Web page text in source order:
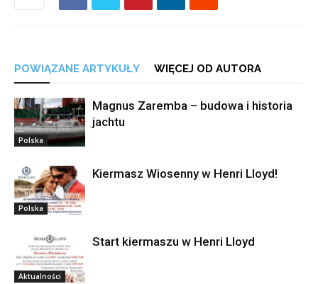
POWIĄZANE ARTYKUŁY WIĘCEJ OD AUTORA
Polska
Magnus Zaremba – budowa i historia
jachtu
Polska
Kiermasz Wiosenny w Henri Lloyd!
Aktualności
Start kiermaszu w Henri Lloyd